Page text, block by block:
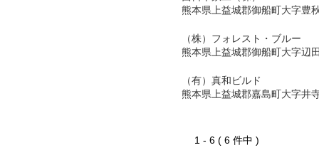
熊本県上益城郡御船町大字豊
（株）フォレスト・ブルー
熊本県上益城郡御船町大字辺
（有）真和ビルド
熊本県上益城郡嘉島町大字井
1 - 6 ( 6 件中 )